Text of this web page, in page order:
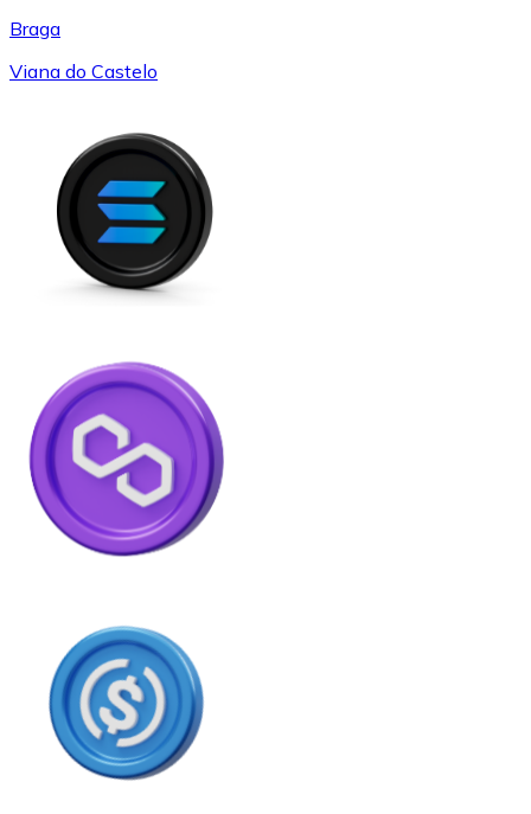
Braga
Viana do Castelo